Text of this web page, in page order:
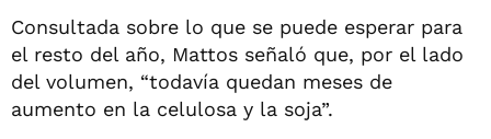
Consultada sobre lo que se puede esperar para
el resto del año, Mattos señaló que, por el lado
del volumen, “todavía quedan meses de
aumento en la celulosa y la soja”.